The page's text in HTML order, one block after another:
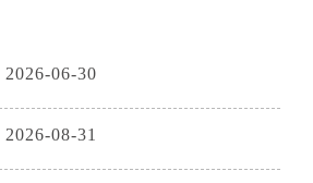
2026-06-30
2026-08-31